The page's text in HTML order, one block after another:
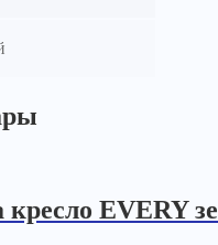
кресло EVERY